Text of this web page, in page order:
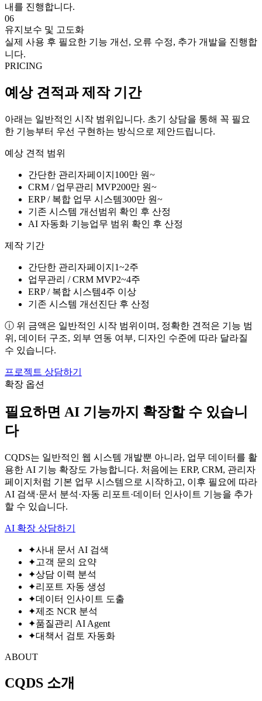
내를 진행합니다.
06
유지보수 및 고도화
실제 사용 후 필요한 기능 개선, 오류 수정, 추가 개발을 진행합
니다.
PRICING
예상 견적과 제작 기간
아래는 일반적인 시작 범위입니다. 초기 상담을 통해 꼭 필요
한 기능부터 우선 구현하는 방식으로 제안드립니다.
예상 견적 범위
간단한 관리자페이지 100만 원~
CRM / 업무관리 MVP200만 원~
ERP / 복합 업무 시스템300만 원~
기존 시스템 개선 범위 확인 후 산정
AI 자동화 기능업무 범위 확인 후 산정
제작 기간
간단한 관리자페이지 1~2주
업무관리 / CRM MVP2~4주
ERP / 복합 시스템4주 이상
기존 시스템 개선 진단 후 산정
ⓘ 위 금액은 일반적인 시작 범위이며, 정확한 견적은 기능 범
위, 데이터 구조, 외부 연동 여부, 디자인 수준에 따라 달라질
수 있습니다.
프로젝트 상담하기
확장 옵션
필요하면 AI 기능까지 확장할 수 있습니
다
CQDS는 일반적인 웹 시스템 개발뿐 아니라, 업무 데이터를 활
용한 AI 기능 확장도 가능합니다. 처음에는 ERP, CRM, 관리자
페이지처럼 기본 업무 시스템으로 시작하고, 이후 필요에 따라
AI 검색·문서 분석·자동 리포트·데이터 인사이트 기능을 추가
할 수 있습니다.
AI 확장 상담하기
✦사내 문서 AI 검색
✦고객 문의 요약
✦상담 이력 분석
✦리포트 자동 생성
✦데이터 인사이트 도출
✦제조 NCR 분석
✦품질관리 AI Agent
✦대책서 검토 자동화
ABOUT
CQDS 소개